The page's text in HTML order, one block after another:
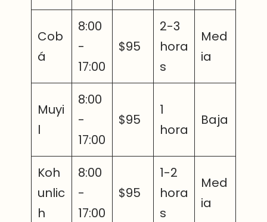
Cob
á
8:00
-
17:00
$95
2-3
hora
s
Med
ia
Muyi
l
8:00
-
17:00
$95
1
hora
Baja
Koh
unlic
h
8:00
-
17:00
$95
1-2
hora
s
Med
ia